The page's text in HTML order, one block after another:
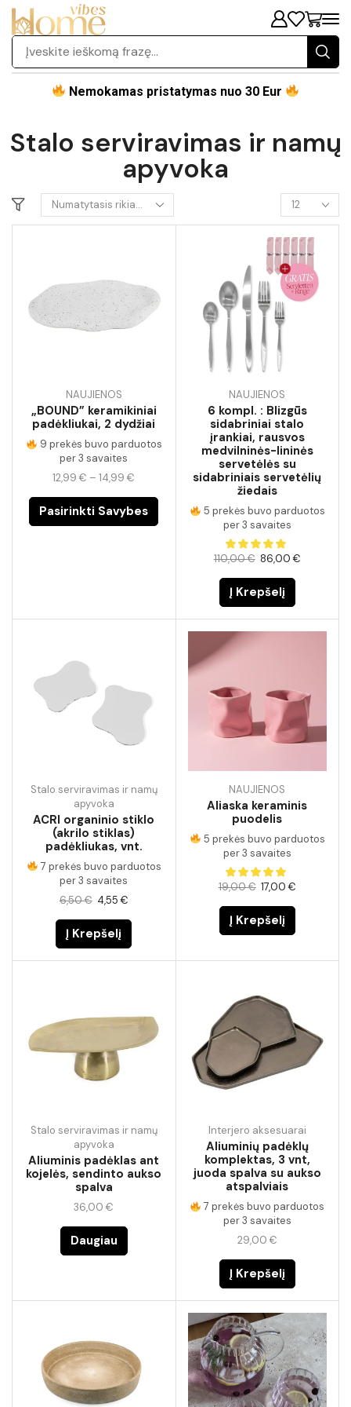
Nemokamas pristatymas nuo 30 Eur
Stalo serviravimas ir namų
apyvoka
NAUJIENOS
„BOUND” keramikiniai
padėkliukai, 2 dydžiai
9 prekės buvo parduotos
per 3 savaites
12,99€ – 14,99€
Pasirinkti Savybes
NAUJIENOS
6 kompl. : Blizgūs
sidabriniai stalo
įrankiai, rausvos
medvilninės-lininės
servetėlės ​​su
sidabriniais servetėlių
žiedais
5 prekės buvo parduotos
per 3 savaites
110,00€ 86,00€
Į Krepšelį
Stalo serviravimas ir namų
apyvoka
ACRI organinio stiklo
(akrilo stiklas)
padėkliukas, vnt.
7 prekės buvo parduotos
per 3 savaites
6,50€ 4,55€
Į Krepšelį
NAUJIENOS
Aliaska keraminis
puodelis
5 prekės buvo parduotos
per 3 savaites
19,00€ 17,00€
Į Krepšelį
Stalo serviravimas ir namų
apyvoka
Aliuminis padėklas ant
kojelės, sendinto aukso
spalva
36,00€
Daugiau
Interjero aksesuarai
Aliuminių padėklų
komplektas, 3 vnt,
juoda spalva su aukso
atspalviais
7 prekės buvo parduotos
per 3 savaites
29,00 €
Į Krepšelį